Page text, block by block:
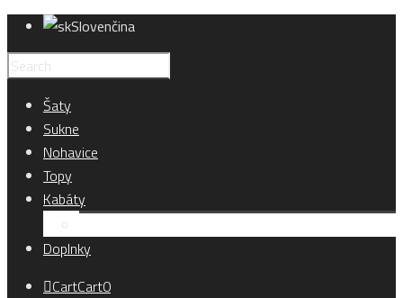
Slovenčina
Šaty
Sukne
Nohavice
Topy
Kabáty
Doplnky
CartCart0